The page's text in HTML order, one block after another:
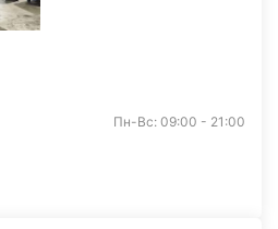
Пн-Вс: 09:00 - 21:00